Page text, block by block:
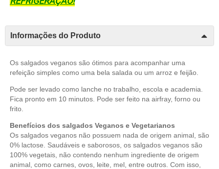
Informações do Produto
Os salgados veganos são ótimos para acompanhar uma
refeição simples como uma bela salada ou um arroz e feijão.
Pode ser levado como lanche no trabalho, escola e academia.
Fica pronto em 10 minutos. Pode ser feito na airfray, forno ou
frito.
Benefícios dos salgados Veganos e Vegetarianos
Os salgados veganos não possuem nada de origem animal, são
0% lactose. Saudáveis e saborosos, os salgados veganos são
100% vegetais, não contendo nenhum ingrediente de origem
animal, como carnes, ovos, leite, mel, entre outros. Com isso,